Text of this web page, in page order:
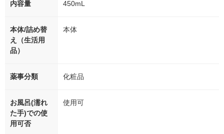
内容量 450mL
本体/詰め替
え（生活用
品）
本体
薬事分類 化粧品
お風呂(濡れ
た手)での使
用可否
使用可